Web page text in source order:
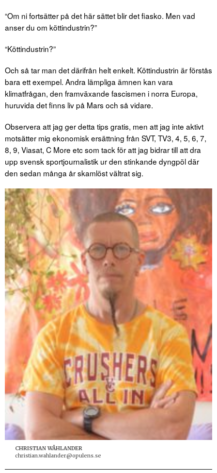
“Om ni fortsätter på det här sättet blir det fiasko. Men vad
anser du om köttindustrin?”
“Köttindustrin?”
Och så tar man det därifrån helt enkelt. Köttindustrin är förstås
bara ett exempel. Andra lämpliga ämnen kan vara
klimatfrågan, den framväxande fascismen i norra Europa,
huruvida det finns liv på Mars och så vidare.
Observera att jag ger detta tips gratis, men att jag inte aktivt
motsätter mig ekonomisk ersättning från SVT, TV3, 4, 5, 6, 7,
8, 9, Viasat, C More etc som tack för att jag bidrar till att dra
upp svensk sportjournalistik ur den stinkande dyngpöl där
den sedan många år skamlöst vältrat sig.
CHRISTIAN WÅHLANDER
christian.wahlander@opulens.se